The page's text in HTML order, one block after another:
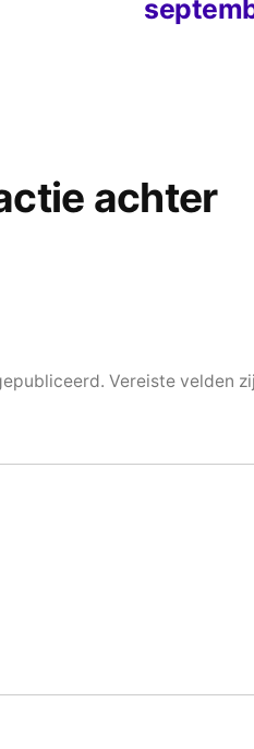
achter
Vereiste velden